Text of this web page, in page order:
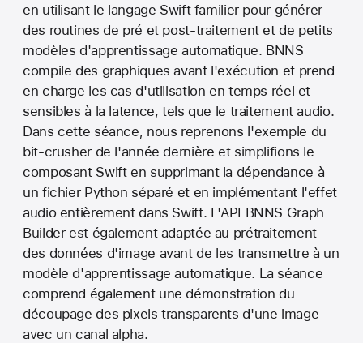
en utilisant le langage Swift familier pour générer
des routines de pré et post-traitement et de petits
modèles d'apprentissage automatique. BNNS
compile des graphiques avant l'exécution et prend
en charge les cas d'utilisation en temps réel et
sensibles à la latence, tels que le traitement audio.
Dans cette séance, nous reprenons l'exemple du
bit-crusher de l'année dernière et simplifions le
composant Swift en supprimant la dépendance à
un fichier Python séparé et en implémentant l'effet
audio entièrement dans Swift. L'API BNNS Graph
Builder est également adaptée au prétraitement
des données d'image avant de les transmettre à un
modèle d'apprentissage automatique. La séance
comprend également une démonstration du
découpage des pixels transparents d'une image
avec un canal alpha.